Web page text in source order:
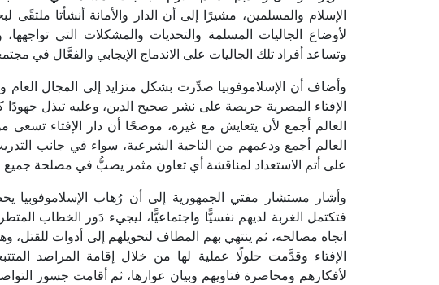
الإسلام والمسلمين، مشيرًا إلى أن الدار والأمانة أنشأتا
لأوضاع الجاليات المسلمة والتحديات والمشكلات التي
وتساعد أفراد تلك الجاليات على الاندماج الإيجابي والفعَّال في
وأضاف أن الإسلاموفوبيا صدِّرت بشكل متزايد إلى المجال العام
الإفتاء المصرية حريصة على نشر صحيح الدين، وعليه تبذل
العالم أجمع لأن يتعايش مع غيره، موضحًا أن دار الإفتاء تسعى
العالم أجمع ودعمهم من الناحية الشرعية، سواء في جانب
على أتم الاستعداد لمناقشة أي تعاون مثمر يصبُّ في مصلحة جميع
وأشار مستشار مفتي الجمهورية إلى أن رُهاب
فتكتمل الغربة لديهم نفسيًّا واجتماعيًّا، ليجيء دَور الخطاب
اتجاه مصالحه، ثم ينتهي بهم المطاف لتحويلهم إلى أدوات للقتل،
الإفتاء وقدَّمت حلولًا عملية لها من خلال إقامة المراصد
لأفكارهم ومحاصرة فتاويهم وبيان عوارها، ثم أقامت جسور